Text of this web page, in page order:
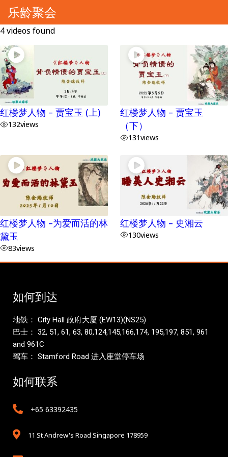
乐龄聚会
4 videos found
红楼梦人物 – 贾宝玉 (上)
132views
红楼梦人物 – 贾宝玉
（下）
131views
红楼梦人物 –为爱而活的林
黛玉
83views
红楼梦人物 – 史湘云
130views
如何到达
地铁： City Hall 政府大厦 (EW13)(NS25)
巴士： 32, 51, 61, 63, 80,124,145,166,174, 195,197, 851, 961
and 961C
驾车： Stamford Road 进入座堂停车场
如何联系
+65 63392435
11 St Andrew's Road Singapore 178959